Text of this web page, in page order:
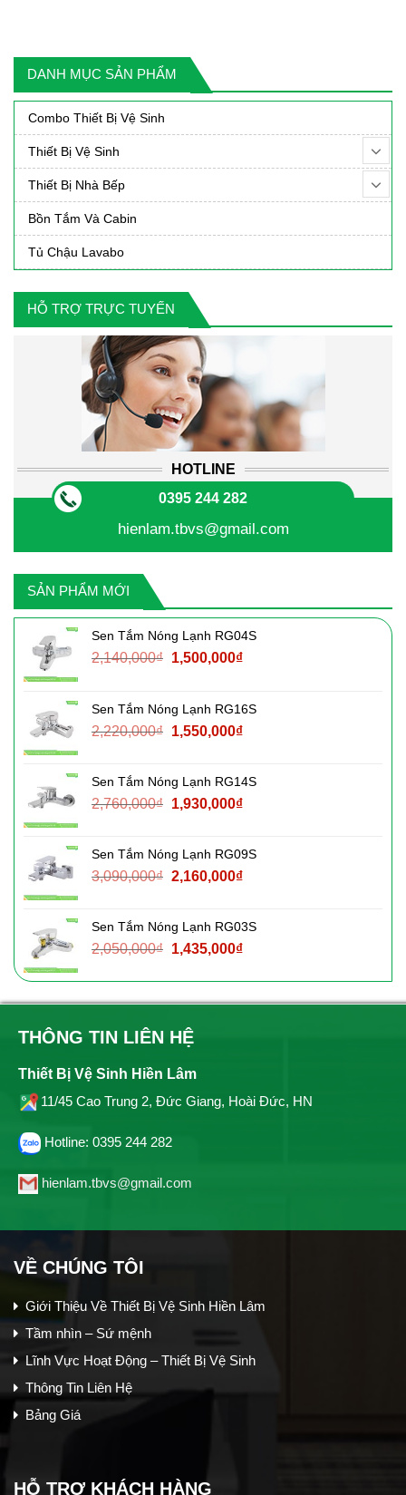
DANH MỤC SẢN PHẨM
Combo Thiết Bị Vệ Sinh
Thiết Bị Vệ Sinh
Thiết Bị Nhà Bếp
Bồn Tắm Và Cabin
Tủ Chậu Lavabo
HỖ TRỢ TRỰC TUYẾN
HOTLINE
0395 244 282
hienlam.tbvs@gmail.com
SẢN PHẨM MỚI
Sen Tắm Nóng Lạnh RG04S
2,140,000₫ Giá
2,140,000₫.
1,500,000₫Giá
là:
1,500,000₫.
Sen Tắm Nóng Lạnh RG16S
2,220,000₫ Giá
2,220,000₫.
1,550,000₫Giá
là:
1,550,000₫.
Sen Tắm Nóng Lạnh RG14S
2,760,000₫ Giá
2,760,000₫.
1,930,000₫Giá
là:
1,930,000₫.
Sen Tắm Nóng Lạnh RG09S
3,090,000₫ Giá
3,090,000₫.
2,160,000₫Giá
là:
2,160,000₫.
Sen Tắm Nóng Lạnh RG03S
2,050,000₫ Giá
là:
2,050,000₫.
1,435,000₫Giá
tại
là:
THÔNG TIN LIÊN HỆ
Thiết Bị Vệ Sinh Hiền Lâm
11/45 Cao Trung 2, Đức Giang, Hoài Đức, HN
Hotline: 0395 244 282
hienlam.tbvs@gmail.com
VỀ CHÚNG TÔI
Giới Thiệu Về Thiết Bị Vệ Sinh Hiền Lâm
Tầm nhìn – Sứ mệnh
Lĩnh Vực Hoạt Động – Thiết Bị Vệ Sinh
Thông Tin Liên Hệ
Bảng Giá
HỖ TRỢ KHÁCH HÀNG